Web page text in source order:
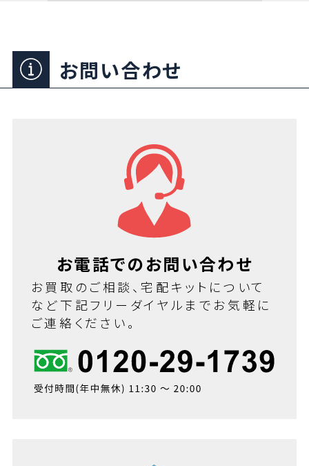
お問い合わせ
お電話でのお問い合わせ
お買取のご相談、宅配キットについて
など下記フリーダイヤルまでお気軽に
ご連絡ください。